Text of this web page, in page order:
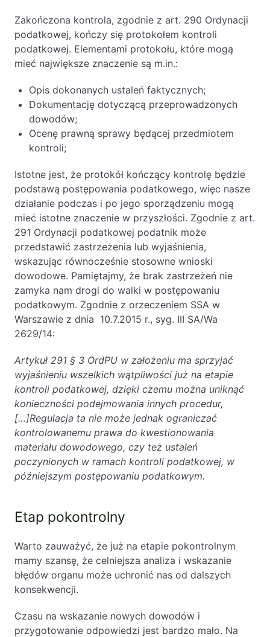
Zakończona kontrola, zgodnie z art. 290 Ordynacji
podatkowej, kończy się protokołem kontroli
podatkowej. Elementami protokołu, które mogą
mieć największe znaczenie są m.in.:
Opis dokonanych ustaleń faktycznych;
Dokumentację dotyczącą przeprowadzonych
dowodów;
Ocenę prawną sprawy będącej przedmiotem
kontroli;
Istotne jest, że protokół kończący kontrolę będzie
podstawą postępowania podatkowego, więc nasze
działanie podczas i po jego sporządzeniu mogą
mieć istotne znaczenie w przyszłości. Zgodnie z art.
291 Ordynacji podatkowej podatnik może
przedstawić zastrzeżenia lub wyjaśnienia,
wskazując równocześnie stosowne wnioski
dowodowe. Pamiętajmy, że brak zastrzeżeń nie
zamyka nam drogi do walki w postępowaniu
podatkowym. Zgodnie z orzeczeniem SSA w
Warszawie z dnia 10.7.2015 r., syg. III SA/Wa
2629/14:
Artykuł 291 § 3 OrdPU w założeniu ma sprzyjać
wyjaśnieniu wszelkich wątpliwości już na etapie
kontroli podatkowej, dzięki czemu można uniknąć
konieczności podejmowania innych procedur,
[…]Regulacja ta nie może jednak ograniczać
kontrolowanemu prawa do kwestionowania
materiału dowodowego, czy też ustaleń
poczynionych w ramach kontroli podatkowej, w
późniejszym postępowaniu podatkowym.
Etap pokontrolny
Warto zauważyć, że już na etapie pokontrolnym
mamy szansę, że celniejsza analiza i wskazanie
błędów organu może uchronić nas od dalszych
konsekwencji.
Czasu na wskazanie nowych dowodów i
przygotowanie odpowiedzi jest bardzo mało. Na